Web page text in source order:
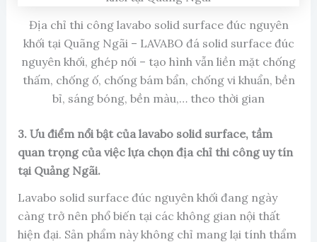
Địa chỉ thi công lavabo solid surface đúc nguyên
khối tại Quãng Ngãi – LAVABO đá solid surface đúc
nguyên khối, ghép nối – tạo hình vẫn liền mặt chống
thấm, chống ố, chống bám bẩn, chống vi khuẩn, bền
bỉ, sáng bóng, bền màu,… theo thời gian
3. Ưu điểm nổi bật của lavabo solid surface, tầm
quan trọng của việc lựa chọn địa chỉ thi công uy tín
tại Quảng Ngãi.
Lavabo solid surface đúc nguyên khối đang ngày
càng trở nên phổ biến tại các không gian nội thất
hiện đại. Sản phẩm này không chỉ mang lại tính thẩm